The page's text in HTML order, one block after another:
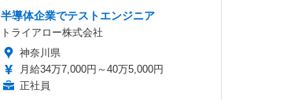
半導体企業でテストエンジニア
トライアロー株式会社
神奈川県
月給34万7,000円～40万5,000円
正社員